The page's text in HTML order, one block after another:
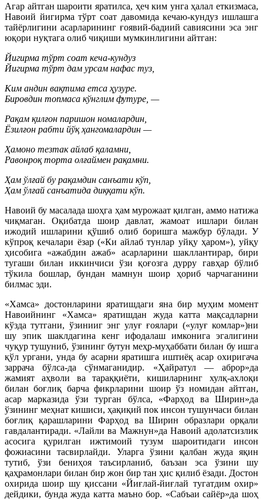
Агар айтган шароити яратилса, ҳеч ким унга ҳалал еткизмаса,
Навоий йигирма тўрт соат давомида кечаю-кундуз ишлашга
тайёрлигини асарларининг ғоявий-бадиий савиясини эса энг
юқори нуқтага олиб чиқиши мумкинлигини айтган:
Йигирма тўрт соат кеча-кундуз
Йигирма тўрт дам урсам нафас туз,
Ким андин вақтима етса ҳузуре.
Бировдин топмаса кўнглим футуре, —
Рақам қилғон паришон номалардин,
Ёзилғон рабти йўқ ҳангомалардин —
Ҳамоно тезтак айлаб қаламни,
Равонроқ торта олғаймен рақамни.
Ҳам ўлғай бу рақамдин санъати кўп,
Ҳам ўлғай санъатида диққати кўп.
Навоий бу масалада шоҳга ҳам мурожаат қилган, аммо натижа
чиқмаган. Оқибатда шоир давлат, жамоат ишлари билан
ижодий ишларини қўшиб олиб боришга мажбур бўлади. У
кўпроқ кечалари ёзар («Ки айлаб тунлар уйқу ҳаром»), уйқу
ҳисобига «ажабдин ажаб» асарларини шакллантирар, бири
тугаши билан иккинчиси ўзи қоғозга дурру гавҳар бўлиб
тўкила бошлар, бундан мамнун шоир ҳориб чарчаганини
билмас эди.
«Хамса» достонларини яратишдаги яна бир муҳим момент
Навоийнинг «Хамса» яратишдан жуда катта мақсадларни
кўзда тутгани, ўзинииг энг улуғ ғоялари («улуғ комлар»)ни
шу эпик шаклдагина кенг ифодалаш имконига эгалигини
чуқур тушуниб, ўзининг бутун меҳр-муҳаббати билан бу ишга
қўл ургани, унда бу асарни яратишга иштиёқ асар охиригача
заррача бўлса-да сўнмаганидир. «Ҳайратул — аброр»да
жамият аҳволи ва тараққиёти, кишиларнинг хулқ-ахлоқи
билан боғлиқ барча фикрларини шоир ўз номидан айтган,
асар марказида ўзи турган бўлса, «Фарҳод ва Ширин»да
ўзининг меҳнат кишиси, ҳақиқий пок инсон тушунчаси билан
боғлиқ қарашларини Фарҳод ва Ширин образлари орқали
гавдалантиради. «Лайли ва Мажнун»да Навоий адолатсизлик
асосига қурилган ижтимоий тузум шароитидаги инсон
фожиасини тасвирлайди. Уларга ўзини қалбан жуда яқин
тутиб, ўзи бениҳоя таъсирланиб, баъзан эса ўзини шу
қаҳрамонлари билан бир жон бир тан ҳис қилиб ёзади. Достон
охирида шоир шу қиссани «Йиғлай-йиғлай тугатдим охир»
дейдики, бунда жуда катта маъно бор. «Сабъаи сайёр»да шоҳ